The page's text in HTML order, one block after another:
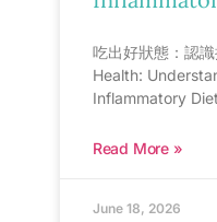
吃出好狀態：認
Health:
Inflammatory Diet
Read More »
June 18, 2026